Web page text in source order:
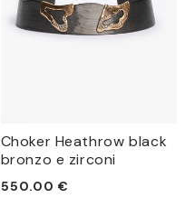
Choker Heathrow black
bronzo e zirconi
Prezzo
550.00 €